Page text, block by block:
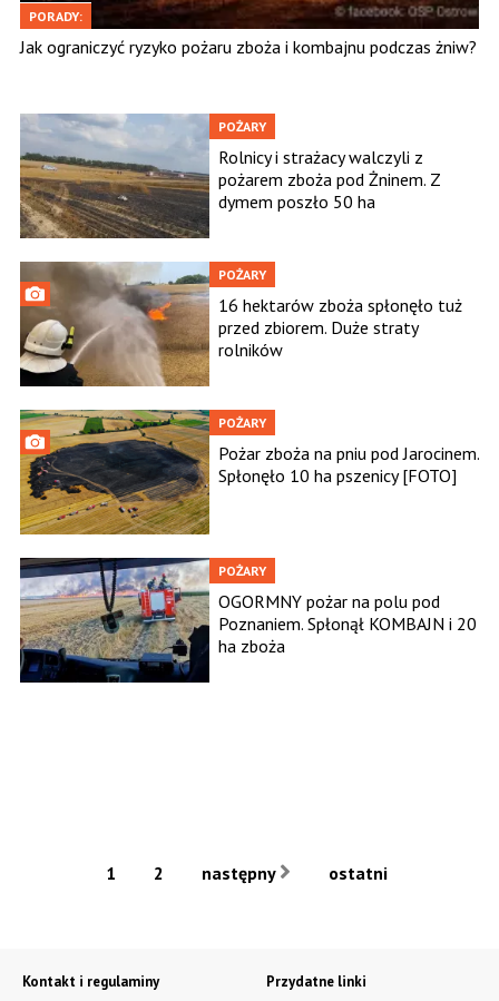
PORADY:
Jak ograniczyć ryzyko pożaru zboża i kombajnu podczas żniw?
POŻARY
Rolnicy i strażacy walczyli z
pożarem zboża pod Żninem. Z
dymem poszło 50 ha
POŻARY
16 hektarów zboża spłonęło tuż
przed zbiorem. Duże straty
rolników
POŻARY
Pożar zboża na pniu pod Jarocinem.
Spłonęło 10 ha pszenicy [FOTO]
POŻARY
OGORMNY pożar na polu pod
Poznaniem. Spłonął KOMBAJN i 20
ha zboża
1 2 następny ostatni
Kontakt i regulaminy
Przydatne linki